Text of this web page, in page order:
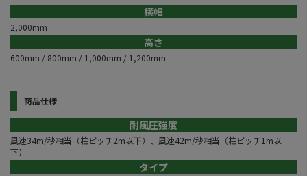
横幅
2,000mm
高さ
600mm / 800mm / 1,000mm / 1,200mm
商品仕様
耐風圧強度
風速34m/秒相当（柱ピッチ2m以下）、風速42m/秒相当（柱ピッチ1m以
下）
タイプ